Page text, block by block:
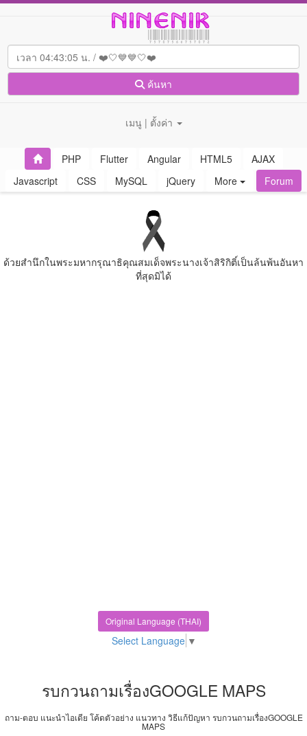
ค้นหา
เมนู | ตั้งค่า
PHP Flutter Angular HTML5
AJAX
Javascript
CSS MySQL jQuery More Forum
ด้วยสํานึกในพระมหากรุณาธิคุณสมเด็จพระนางเจ้าสิริกิติ์เป็นล้นพ้นอันหา
ที่สุดมิได้
Original Language (THAI)
Select Language ▼
รบกวนถามเรื่องGOOGLE MAPS
ถาม-ตอบ แนะนำไอเดีย โค้ดตัวอย่าง แนวทาง วิธีแก้ปัญหา รบกวนถามเรื่องGOOGLE
MAPS